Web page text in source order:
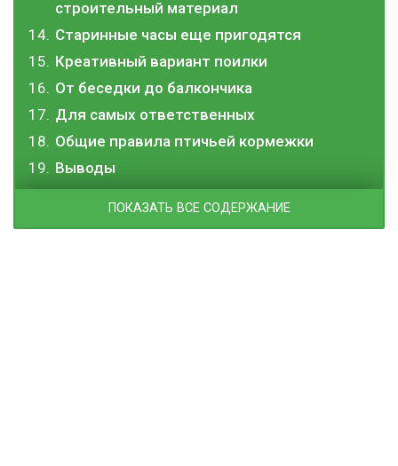
строительный материал
Старинные часы еще пригодятся
Креативный вариант поилки
От беседки до балкончика
Для самых ответственных
Общие правила птичьей кормежки
Выводы
ПОКАЗАТЬ ВСЕ СОДЕРЖАНИЕ